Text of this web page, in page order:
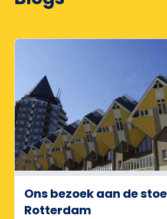
Ons bezoek aan de
Rotterdam